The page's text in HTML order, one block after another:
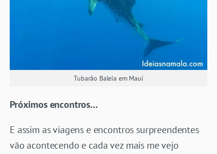
Tubarão Baleia em Maui
Próximos encontros…
E assim as viagens e encontros surpreendentes
vão acontecendo e cada vez mais me vejo